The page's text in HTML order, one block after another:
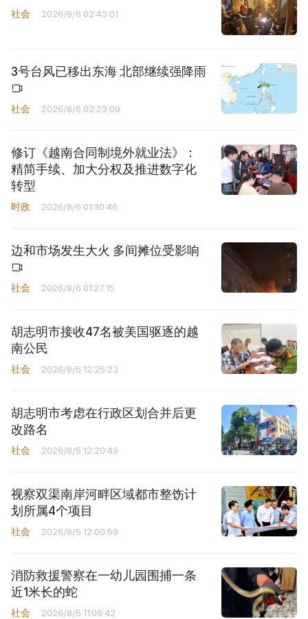
社会 2026/8/6 02:43:01
3号台风已移出东海 北部继续强降雨
社会 2026/8/6 02:23:09
修订《越南合同制境外就业法》：
精简手续、加大分权及推进数字化
转型
时政 2026/8/6 01:30:46
边和市场发生大火 多间摊位受影响
社会 2026/8/6 01:27:15
胡志明市接收47名被美国驱逐的越
南公民
社会 2026/8/5 12:25:23
胡志明市考虑在行政区划合并后更
改路名
社会 2026/8/5 12:20:49
视察双渠南岸河畔区域都市整饬计
划所属4个项目
社会 2026/8/5 12:00:59
消防救援警察在一幼儿园围捕一条
近1米长的蛇
社会 2026/8/5 11:06:42